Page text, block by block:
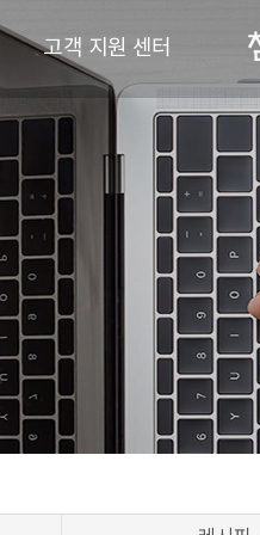
고객 지원 센터
고객의 소리
FAQ
공지사항